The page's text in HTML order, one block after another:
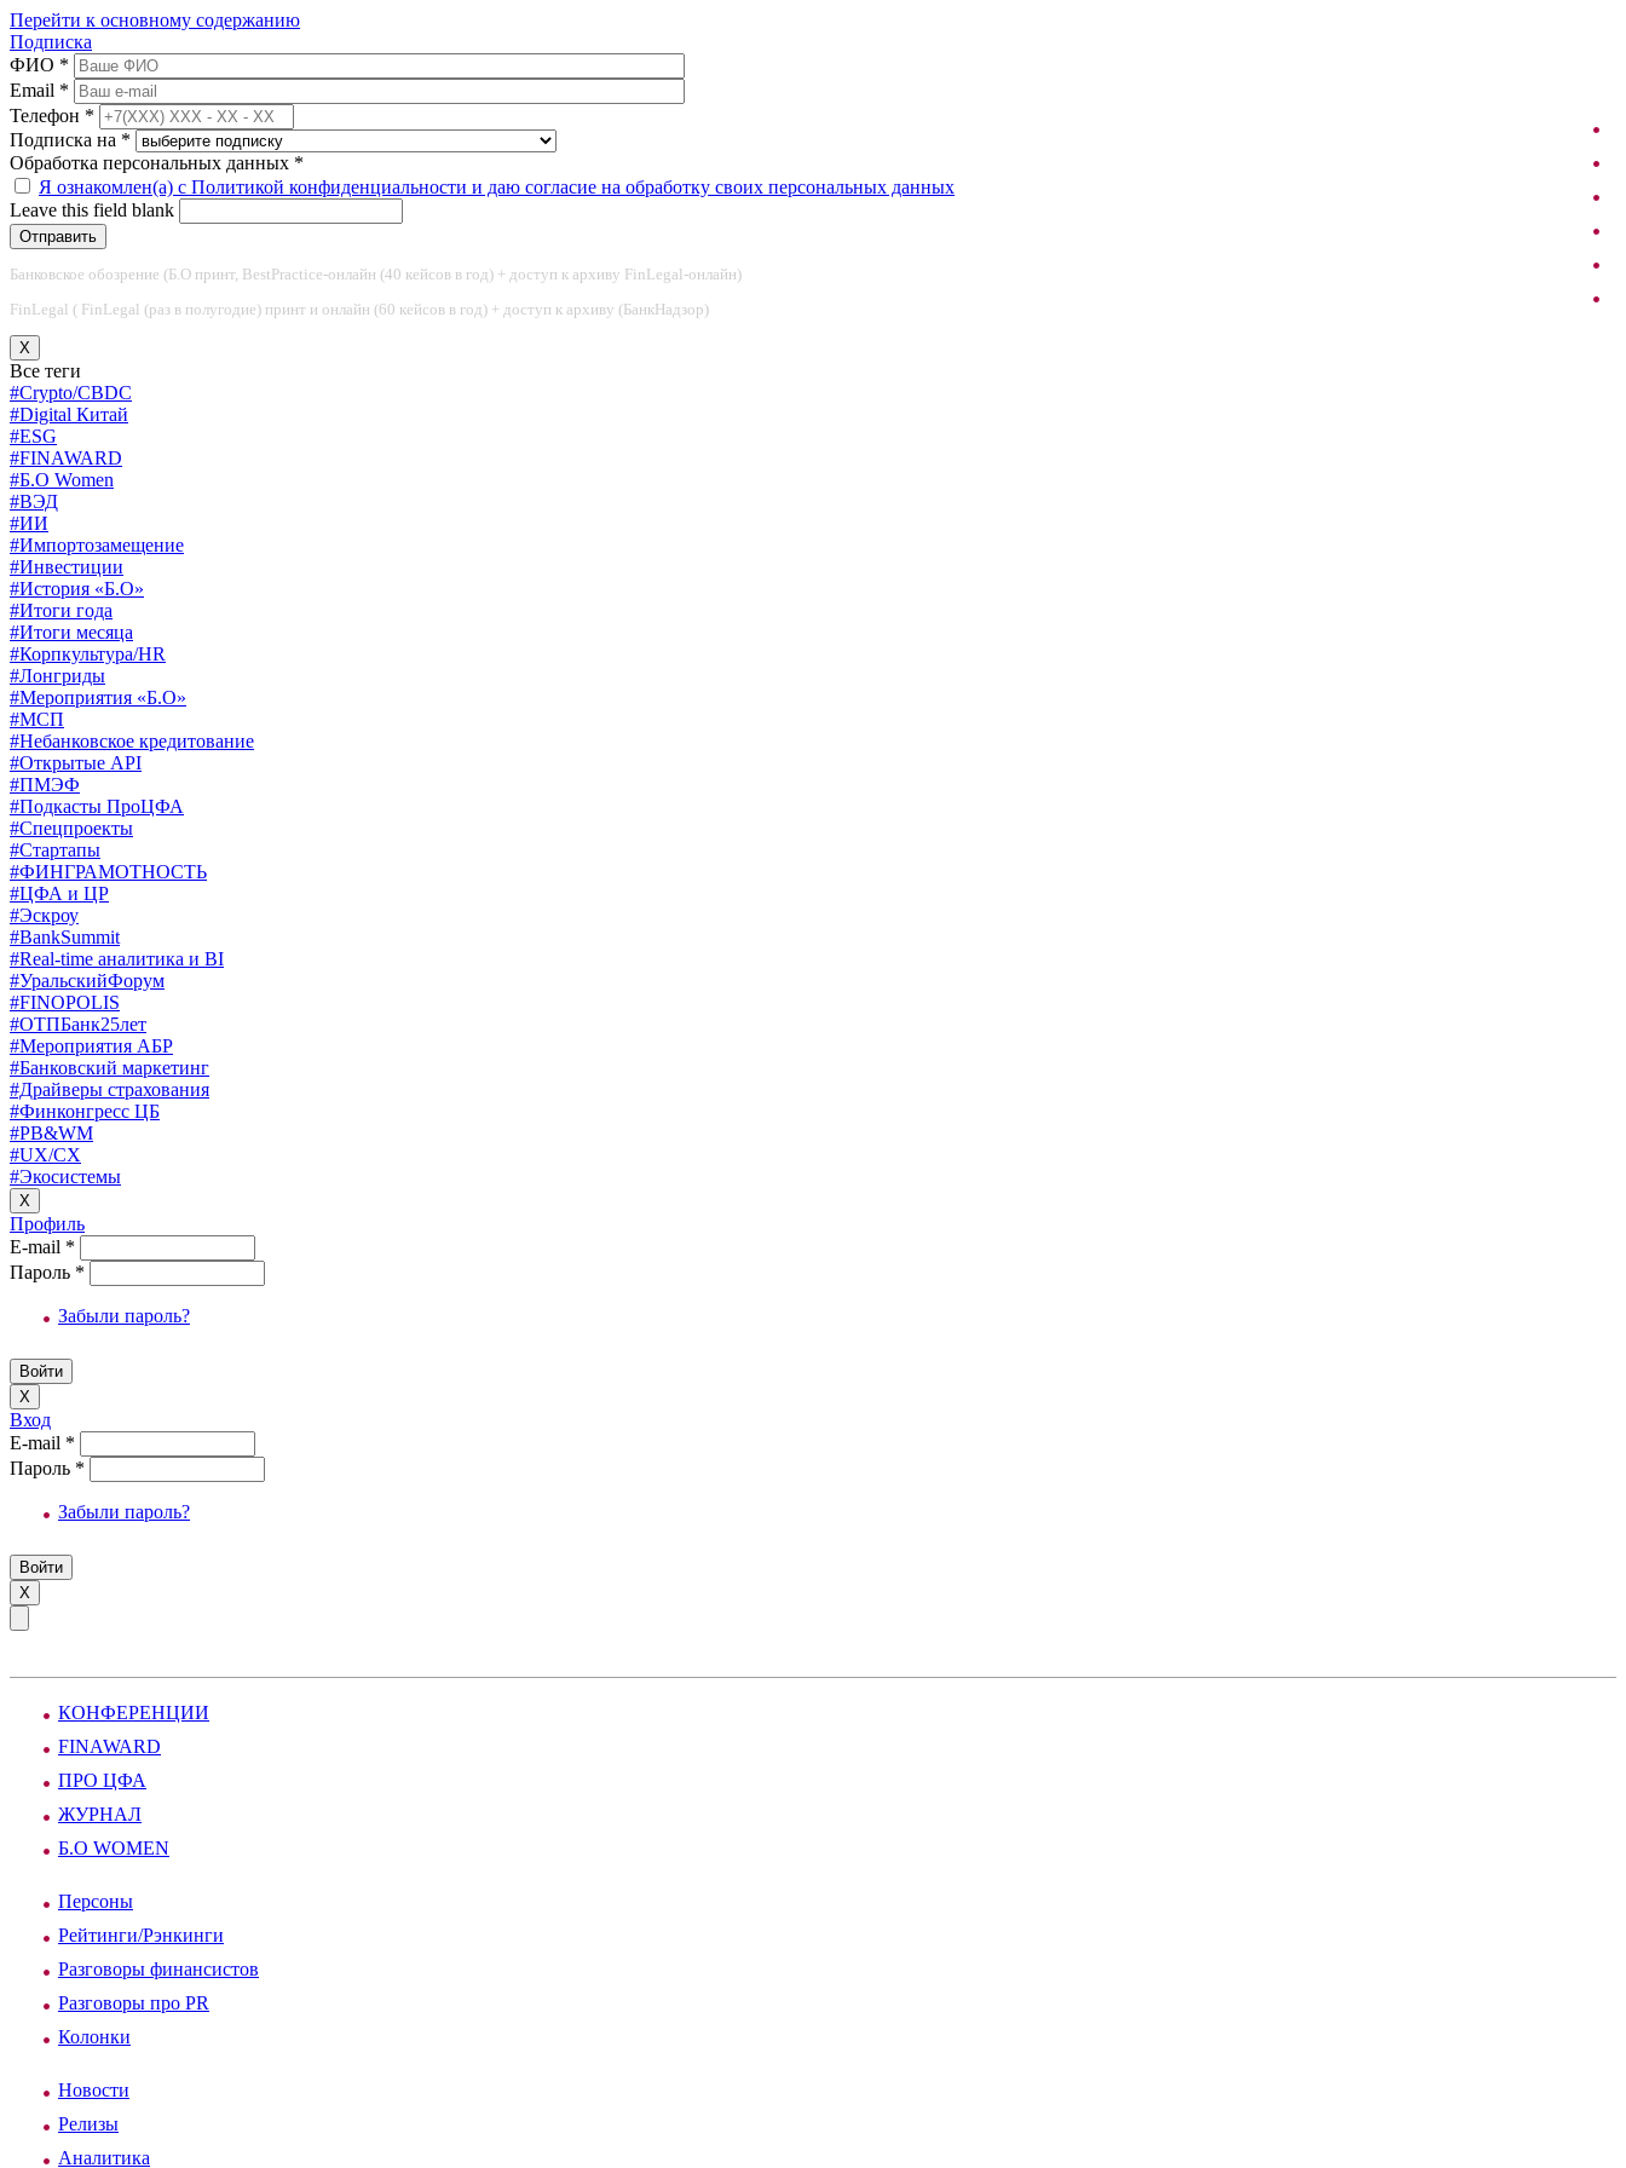
Перейти к основному содержанию
Подписка
ФИО *
Email *
Телефон *
Подписка на *
Обработка персональных данных *
Я ознакомлен(а) с Политикой конфиденциальности и даю согласие на обработку своих персональных данных
Leave this field blank
Банковское обозрение (Б.О принт, BestPractice-онлайн (40 кейсов в год) + доступ к архиву FinLegal-онлайн)
FinLegal ( FinLegal (раз в полугодие) принт и онлайн (60 кейсов в год) + доступ к архиву (БанкНадзор)
X
Все теги
#Crypto/CBDC
#Digital Китай
#ESG
#FINAWARD
#Б.О Women
#ВЭД
#ИИ
#Импортозамещение
#Инвестиции
#История «Б.О»
#Итоги года
#Итоги месяца
#Корпкультура/HR
#Лонгриды
#Мероприятия «Б.О»
#МСП
#Небанковское кредитование
#Открытые API
#ПМЭФ
#Подкасты ПроЦФА
#Спецпроекты
#Стартапы
#ФИНГРАМОТНОСТЬ
#ЦФА и ЦР
#Эскроу
#BankSummit
#Real-time аналитика и BI
#УральскийФорум
#FINOPOLIS
#ОТПБанк25лет
#Мероприятия АБР
#Банковский маркетинг
#Драйверы страхования
#Финконгресс ЦБ
#PB&WM
#UX/CX
#Экосистемы
X
Профиль
E-mail *
Пароль *
Забыли пароль?
X
Вход
E-mail *
Пароль *
Забыли пароль?
X
КОНФЕРЕНЦИИ
FINAWARD
ПРО ЦФА
ЖУРНАЛ
Б.О WOMEN
Персоны
Рейтинги/Рэнкинги
Разговоры финансистов
Разговоры про PR
Колонки
Новости
Релизы
Аналитика